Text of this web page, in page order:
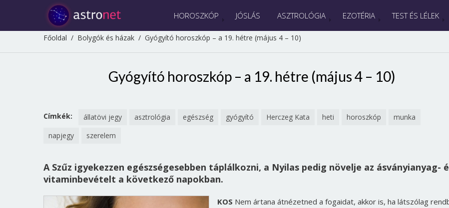
HOROSZKÓP JÓSLÁS ASZTROLÓGIA EZOTÉRIA TEST ÉS LÉLEK
Főoldal / Bolygók és házak / Gyógyító horoszkóp – a 19. hétre (május 4 – 10)
Gyógyító horoszkóp – a 19. hétre (május 4 – 10)
Címkék: állatövi jegy asztrológia egészség gyógyító Herczeg Kata heti horoszkóp
munka
napjegy
szerelem
A Szűz igyekezzen egészségesebben táplálkozni, a Nyilas pedig növelje az ásványianyag-
vitaminbevételt a következő napokban.
KOS Nem ártana átnézetned a fogaidat, akkor is, ha látszólag